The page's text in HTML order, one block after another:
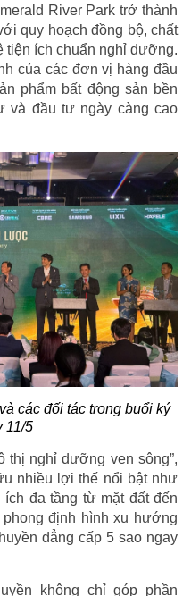
River Park trở thành
quy hoạch đồng bộ, chất
tiện ích chuẩn nghỉ dưỡng.
của các đơn vị hàng đầu
phẩm bất động sản bền
và đầu tư ngày càng cao
các đối tác trong buổi ký
11/5
thị nghỉ dưỡng ven sông”,
nhiều lợi thế nổi bật như
đa tầng từ mặt đất đến
định hình xu hướng
đẳng cấp 5 sao ngay
không chỉ góp phần